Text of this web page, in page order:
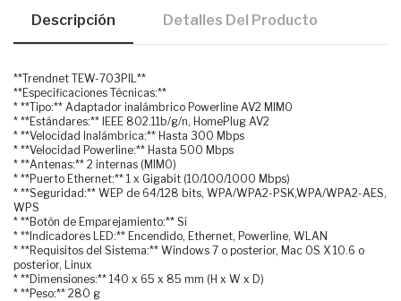
Descripción Detalles Del Producto
**Trendnet TEW-703PIL**
**Especificaciones Técnicas:**
* **Tipo:** Adaptador inalámbrico Powerline AV2 MIMO
* **Estándares:** IEEE 802.11b/g/n, HomePlug AV2
* **Velocidad Inalámbrica:** Hasta 300 Mbps
* **Velocidad Powerline:** Hasta 500 Mbps
* **Antenas:** 2 internas (MIMO)
* **Puerto Ethernet:** 1 x Gigabit (10/100/1000 Mbps)
* **Seguridad:** WEP de 64/128 bits, WPA/WPA2-PSK,WPA/WPA2-AES,
WPS
* **Botón de Emparejamiento:** Sí
* **Indicadores LED:** Encendido, Ethernet, Powerline, WLAN
* **Requisitos del Sistema:** Windows 7 o posterior, Mac OS X 10.6 o
posterior, Linux
* **Dimensiones:** 140 x 65 x 85 mm (H x W x D)
* **Peso:** 280 g